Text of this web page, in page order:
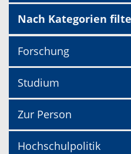
Nach Kategorien
Forschung
Studium
Zur Person
Hochschulpolitik